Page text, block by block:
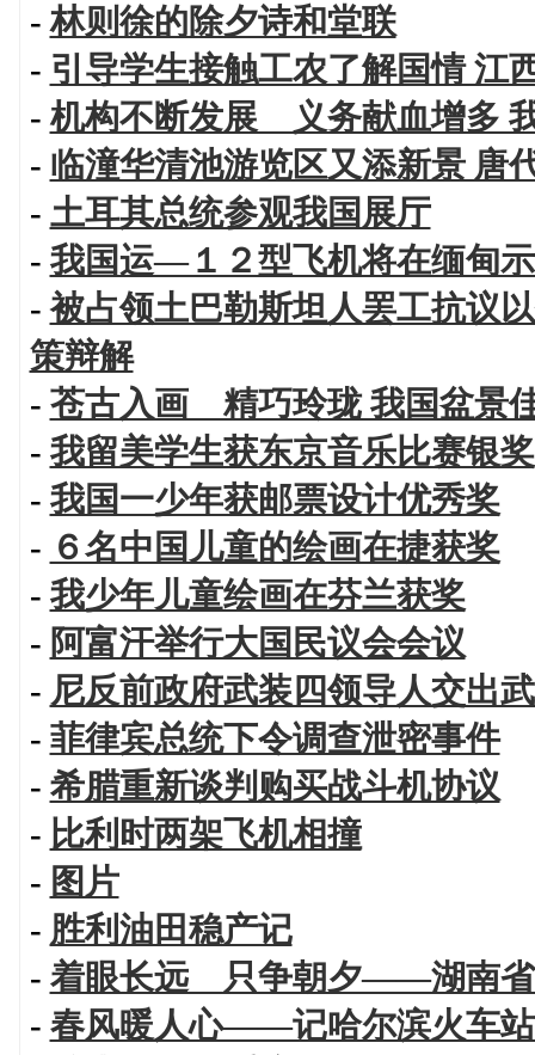
-林则徐的除夕诗和堂联
- 引导学生接触工农了解国情 江
- 机构不断发展 义务献血增多
- 临潼华清池游览区又添新景 唐
- 土耳其总统参观我国展厅
- 我国运—１２型飞机将在缅甸
-被占领土巴勒斯坦人罢工抗议
策辩解
- 苍古入画 精巧玲珑 我国盆景
- 我留美学生获东京音乐比赛银奖
- 我国一少年获邮票设计优秀奖
- ６名中国儿童的绘画在捷获奖
- 我少年儿童绘画在芬兰获奖
- 阿富汗举行大国民议会会议
- 尼反前政府武装四领导人交出
- 菲律宾总统下令调查泄密事件
- 希腊重新谈判购买战斗机协议
- 比利时两架飞机相撞
- 图片
- 胜利油田稳产记
- 着眼长远 只争朝夕——湖南省
- 春风暖人心——记哈尔滨火车